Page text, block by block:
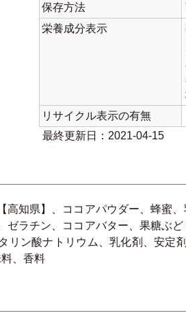
保存方法
栄養成分表示
リサイクル表示の有無
最終更新日：2021-04-15
知県】、ココアパウダー、蜂蜜
ゼラチン、ココアバター、果糖ぶ
リン酸ナトリウム、乳化剤、安定
、香料